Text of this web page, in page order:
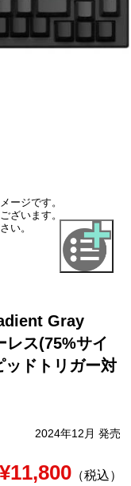
ージです。
ざいます。
い。
Gray
レス(75%サイ
ッドトリガー対
2024年12月 発売
¥11,800（税込）